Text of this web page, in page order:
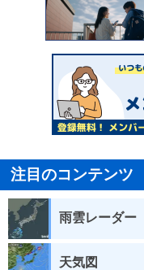
注目のコンテンツ
雨雲レーダー
天気図